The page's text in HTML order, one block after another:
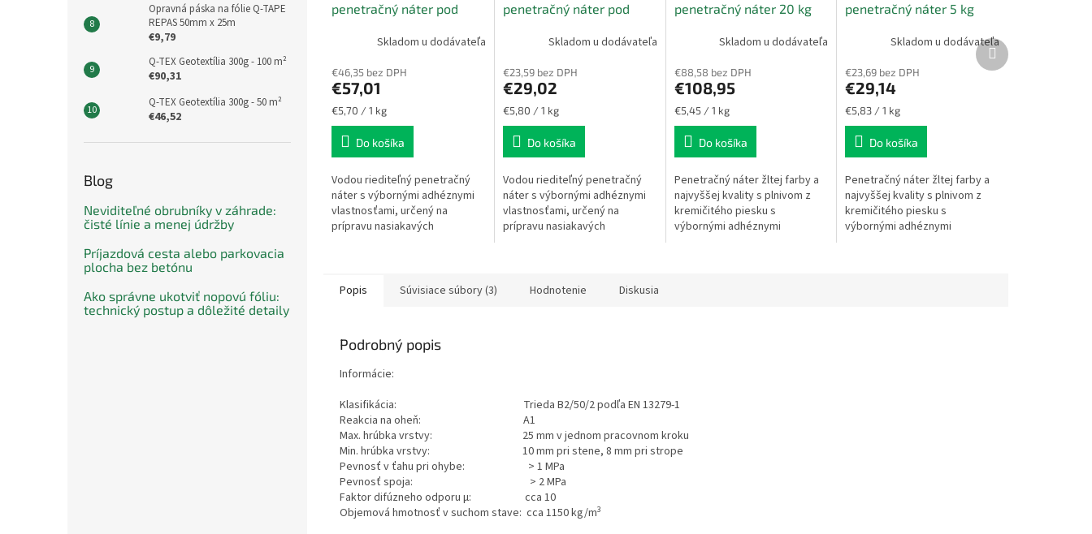
Opravná páska na fólie Q-TAPE
REPAS 50mm x 25m
€9,79
Q-TEX Geotextília 300g - 100 m²
€90,31
Q-TEX Geotextília 300g - 50 m²
€46,52
Blog
Neviditeľné obrubníky v záhrade:
čisté línie a menej údržby
Príjazdová cesta alebo parkovacia
plocha bez betónu
Ako správne ukotviť nopovú fóliu:
technický postup a dôležité detaily
penetračný náter pod
Skladom u dodávateľa
€46,35 bez DPH
€57,01
Jednotková
cena:
€5,70 / 1 kg
Do košíka
Vodou riediteľný penetračný
náter s výbornými adhéznymi
vlastnosťami, určený na
prípravu nasiakavých
stierok...
penetračný náter pod
Skladom u dodávateľa
€23,59 bez DPH
€29,02
Jednotková
cena:
€5,80 / 1 kg
Do košíka
Vodou riediteľný penetračný
náter s výbornými adhéznymi
vlastnosťami, určený na
prípravu nasiakavých
stierok...
penetračný náter 20 kg
Skladom u dodávateľa
€88,58 bez DPH
€108,95
Jednotková
cena:
€5,45 / 1 kg
Do košíka
Penetračný náter žltej farby a
najvyššej kvality s plnivom z
kremičitého piesku s
výbornými adhéznymi
penetračný náter 5 kg
Skladom u dodávateľa
€23,69 bez DPH
€29,14
Jednotková
cena:
€5,83 / 1 kg
Do košíka
Penetračný náter žltej farby a
najvyššej kvality s plnivom z
kremičitého piesku s
výbornými adhéznymi
Ďalší
produkt
Popis Súvisiace súbory (3) Hodnotenie Diskusia
Podrobný popis
Informácie:
Klasifikácia: Trieda B2/50/2 podľa EN 13279-1
Reakcia na oheň: A1
Max. hrúbka vrstvy: 25 mm v jednom pracovnom kroku
Min. hrúbka vrstvy: 10 mm pri stene, 8 mm pri strope
Pevnosť v ťahu pri ohybe: > 1 MPa
Pevnosť spoja: > 2 MPa
Faktor difúzneho odporu μ: cca 10
Objemová hmotnosť v suchom stave: cca 1150 kg/m3